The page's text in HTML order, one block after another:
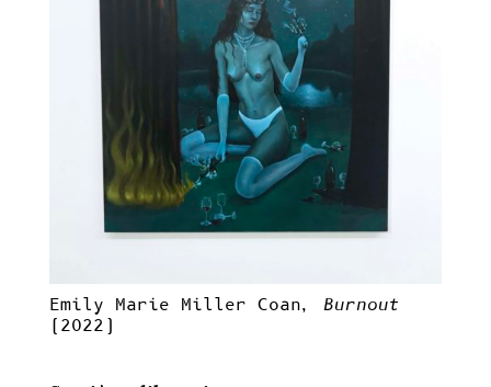
Emily Marie Miller Coan, Burnout
(2022)